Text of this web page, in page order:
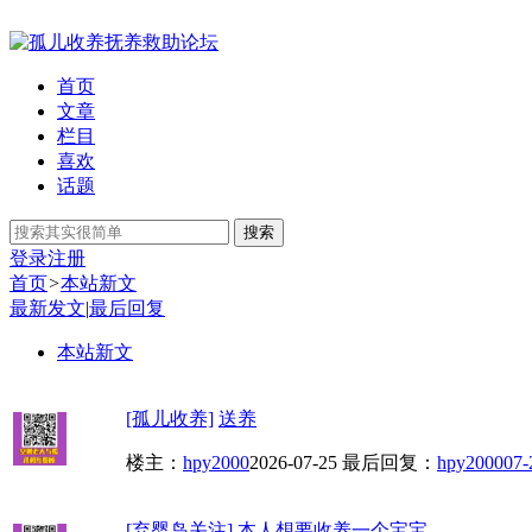
首页
文章
栏目
喜欢
话题
搜索
登录注册
首页>本站新文
最新发文|最后回复
本站新文
[孤儿收养] 送养
楼主： hpy20002026-07-25 最后回复： hpy200007-